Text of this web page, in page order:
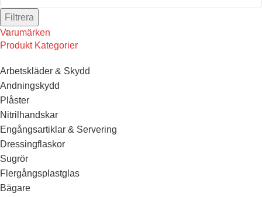
Filtrera
Varumärken
Produkt Kategorier
Arbetskläder & Skydd
Andningskydd
Plåster
Nitrilhandskar
Engångsartiklar & Servering
Dressingflaskor
Sugrör
Flergångsplastglas
Bägare